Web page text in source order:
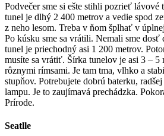
Podvečer sme si ešte stihli pozrieť lávové
tunel je dlhý 2 400 metrov a vedie spod
z neho lesom. Treba v ňom šplhať v
Po kúsku sme sa vrátili. Nemali sme
tunel je priechodný asi 1 200 metrov.
musíte sa vrátiť. Šírka tunelov je asi 3 – 5
rôznymi rímsami. Je tam tma, vlhko a
stupňov. Potrebujete dobrú baterku,
lampu. Je to zaujímavá prechádzka.
Prírode.
Seatlle